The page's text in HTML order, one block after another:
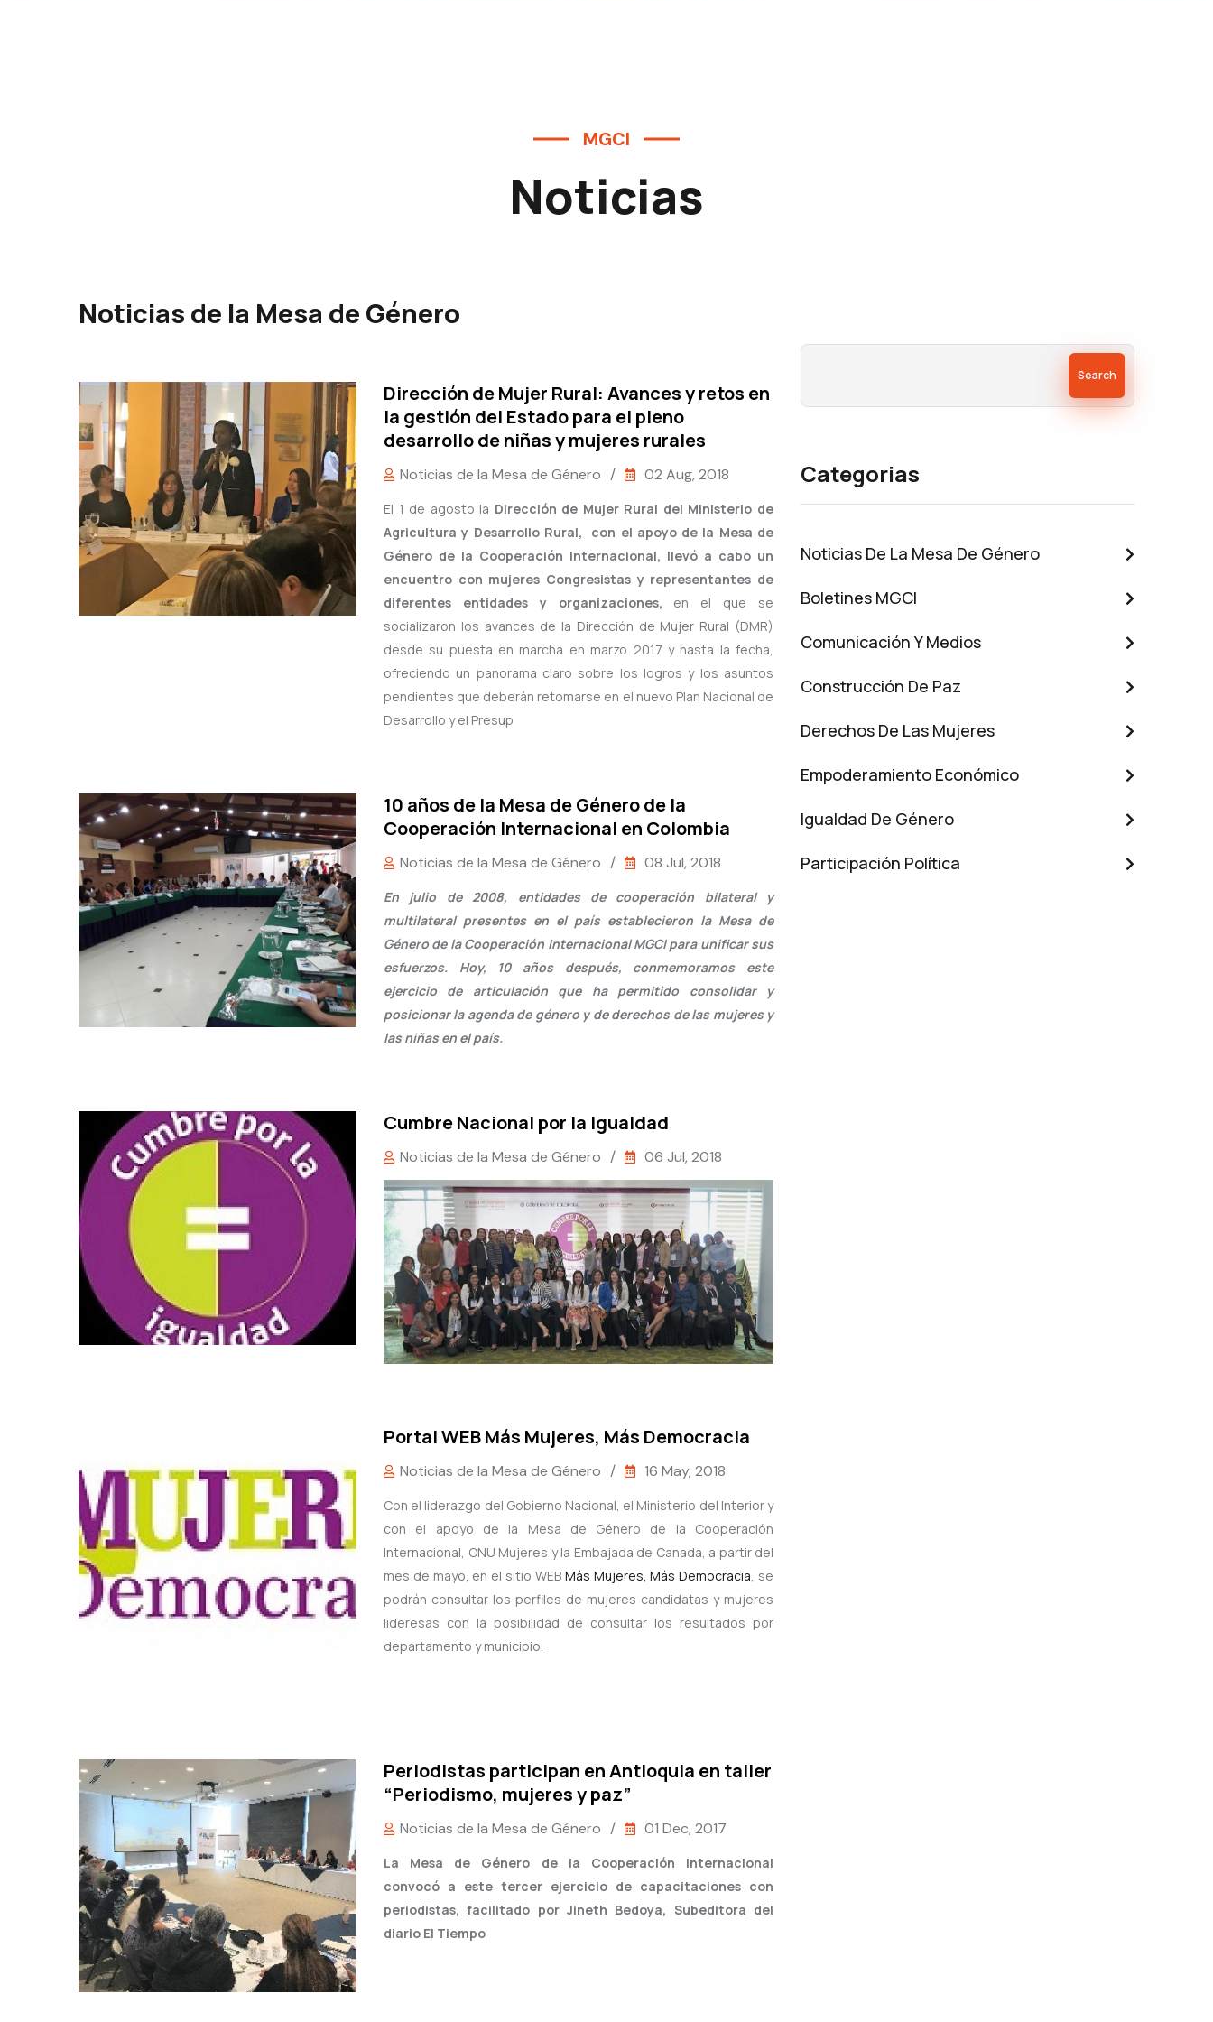
MGCI
Noticias
Noticias de la Mesa de Género
Dirección de Mujer Rural: Avances y retos en
la gestión del Estado para el pleno
desarrollo de niñas y mujeres rurales
Noticias de la Mesa de Género / 02 Aug, 2018
El 1 de agosto la Dirección de Mujer Rural del Ministerio de
Agricultura y Desarrollo Rural, con el apoyo de la Mesa de
Género de la Cooperación Internacional, llevó a cabo un
encuentro con mujeres Congresistas y representantes de
diferentes entidades y organizaciones, en el que se
socializaron los avances de la Dirección de Mujer Rural (DMR)
desde su puesta en marcha en marzo 2017 y hasta la fecha,
ofreciendo un panorama claro sobre los logros y los asuntos
pendientes que deberán retomarse en el nuevo Plan Nacional de
Desarrollo y el Presup
10 años de la Mesa de Género de la
Cooperación Internacional en Colombia
Noticias de la Mesa de Género / 08 Jul, 2018
En julio de 2008, entidades de cooperación bilateral y
multilateral presentes en el país establecieron la Mesa de
Género de la Cooperación Internacional MGCI para unificar sus
esfuerzos. Hoy, 10 años después, conmemoramos este
ejercicio de articulación que ha permitido consolidar y
posicionar la agenda de género y de derechos de las mujeres y
las niñas en el país.
Cumbre Nacional por la Igualdad
Noticias de la Mesa de Género / 06 Jul, 2018
Portal WEB Más Mujeres, Más Democracia
Noticias de la Mesa de Género / 16 May, 2018
Con el liderazgo del Gobierno Nacional, el Ministerio del Interior y
con el apoyo de la Mesa de Género de la Cooperación
Internacional, ONU Mujeres y la Embajada de Canadá, a partir del
mes de mayo, en el sitio WEB Más Mujeres, Más Democracia , se
podrán consultar los perfiles de mujeres candidatas y mujeres
lideresas con la posibilidad de consultar los resultados por
departamento y municipio.
Periodistas participan en Antioquia en taller
“Periodismo, mujeres y paz”
Noticias de la Mesa de Género / 01 Dec, 2017
La Mesa de Género de la Cooperación Internacional
convocó a este tercer ejercicio de capacitaciones con
periodistas, facilitado por Jineth Bedoya, Subeditora del
diario El Tiempo
Categorias
Noticias De La Mesa De Género
Boletines MGCI
Comunicación Y Medios
Construcción De Paz
Derechos De Las Mujeres
Empoderamiento Económico
Igualdad De Género
Participación Política